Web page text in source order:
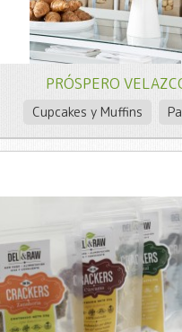
PRÓSPERO
Cupcakes y Muffins